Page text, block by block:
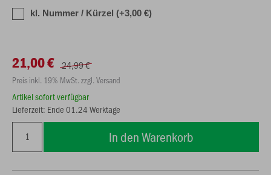
kl. Nummer / Kürzel (+3,00 €)
21,00 € 24,99 €
Preis inkl. 19% MwSt. zzgl. Versand
Artikel sofort verfügbar
Lieferzeit: Ende 01.24 Werktage
In den Warenkorb